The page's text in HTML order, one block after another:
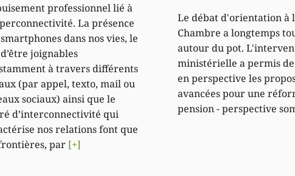
professionnel lié à
La présence
dans nos vies, le
joignables
à travers différents
(par appel, texto, mail ou
sociaux) ainsi que le
d’interconnectivité qui
nos relations font que
par [+]
Le débat d'orientation à
Chambre a longtemps
autour du pot.
ministérielle a permis
en perspective les
avancées pour une
pension - perspective